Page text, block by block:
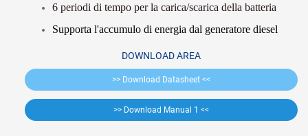
6 periodi di tempo per la carica/scarica della batteria
Supporta l'accumulo di energia dal generatore diesel
DOWNLOAD AREA
>> Download Datasheet <<
>> Download Manual 1 <<